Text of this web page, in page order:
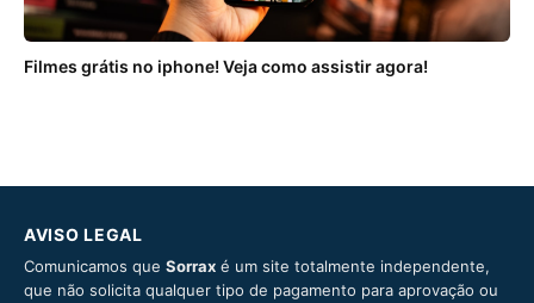
Filmes grátis no iphone! Veja como assistir agora!
AVISO LEGAL
Comunicamos que Sorrax é um site totalmente independente,
que não solicita qualquer tipo de pagamento para aprovação ou